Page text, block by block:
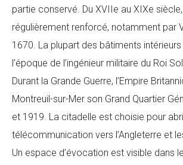
partie conservé. Du XVIIe au XIXe
régulièrement renforcé, notamment par
1670. La plupart des bâtiments
l’époque de l’ingénieur militaire du Roi
Durant la Grande Guerre, l’Empire
Montreuil-sur-Mer son Grand Quartier
et 1919. La citadelle est choisie pour
télécommunication vers l’Angleterre et
Un espace d’évocation est visible dans